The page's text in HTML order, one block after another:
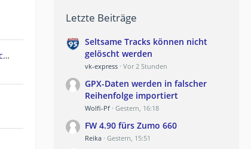
Navi geht am Polarkreis automatisch in Nachtmodus
Letzte Beiträge
Seltsame Tracks können nicht
gelöscht werden
vk-express Vor 2 Stunden
GPX-Daten werden in falscher
Reihenfolge importiert
Wolfi-Pf Gestern, 16:18
FW 4.90 fürs Zumo 660
Reika Gestern, 15:51